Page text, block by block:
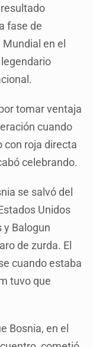
fase de
en el
tomar ventaja
cuando
con roja directa
celebrando.
se salvó del
Unidos
y Balogun
de zurda. El
cuando estaba
tuvo que
Bosnia, en el